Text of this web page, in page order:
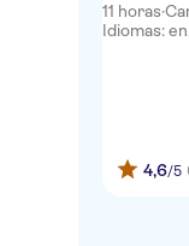
11 horas·
Idiomas:
4,6/5